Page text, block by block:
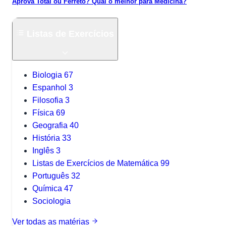
Biologia 67
Espanhol 3
Filosofia 3
Física 69
Geografia 40
História 33
Inglês 3
Listas de Exercícios de Matemática 99
Português 32
Química 47
Sociologia
Ver todas as matérias